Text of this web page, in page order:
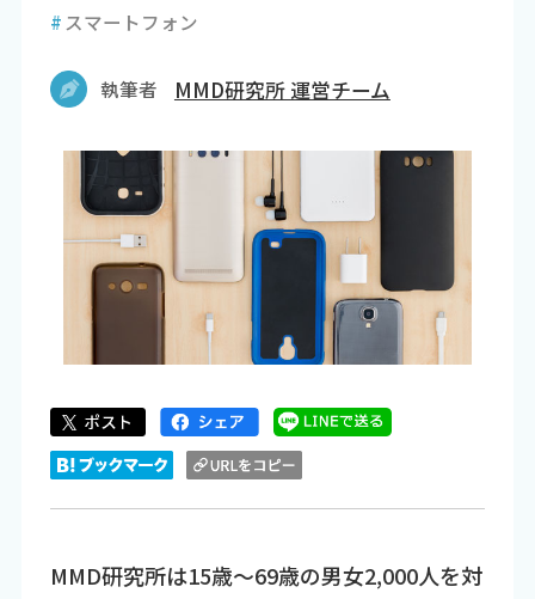
#スマートフォン
執筆者 MMD研究所 運営チーム
MMD研究所は15歳～69歳の男女2,000人を対